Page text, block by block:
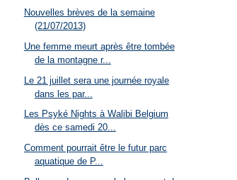
Nouvelles brèves de la semaine
(21/07/2013)
Une femme meurt après être tombée
de la montagne r...
Le 21 juillet sera une journée royale
dans les par...
Les Psyké Nights à Walibi Belgium
dès ce samedi 20...
Comment pourrait être le futur parc
aquatique de P...